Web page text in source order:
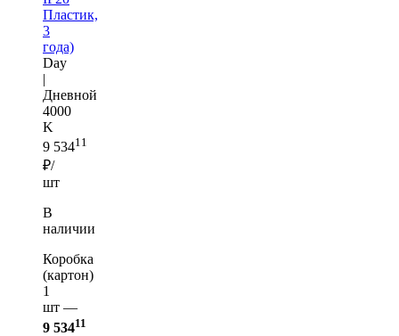
Пластик,
3
года)
Day
|
Дневной
4000
K
9 53411
₽/
шт
В
наличии
Коробка
(картон)
1
шт —
9 53411